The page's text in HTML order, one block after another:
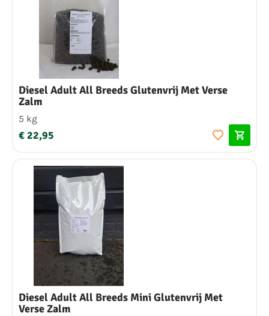
Diesel Adult All Breeds Glutenvrij Met Verse
Zalm
5 kg
€ 22,95
Diesel Adult All Breeds Mini Glutenvrij Met
Verse Zalm